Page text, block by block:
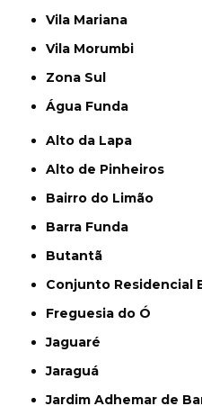
Vila Mariana
Vila Morumbi
Zona Sul
Água Funda
Alto da Lapa
Alto de Pinheiros
Bairro do Limão
Barra Funda
Butantã
Conjunto Residencial
Freguesia do Ó
Jaguaré
Jaraguá
Jardim Adhemar de